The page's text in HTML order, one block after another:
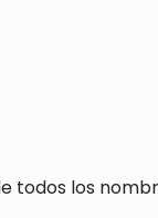
todos los